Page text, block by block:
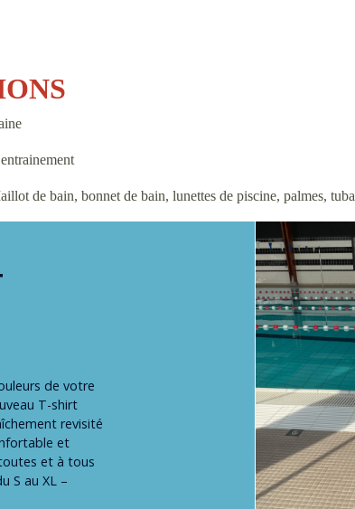
de bain, bonnet de bain, lunettes de piscine, palmes, tuba
de votre
T-shirt
revisité
et
et à tous
S au XL –